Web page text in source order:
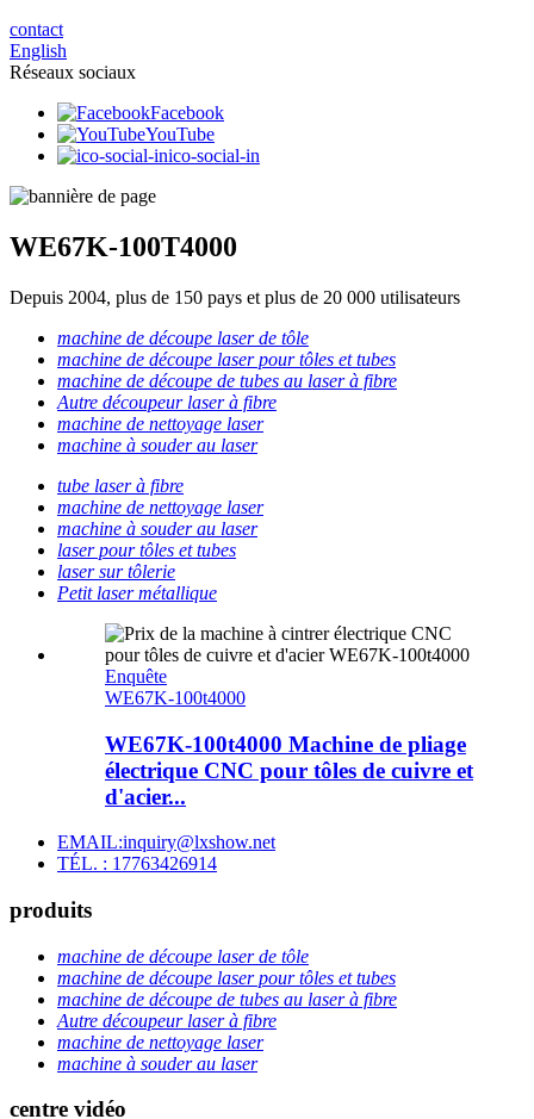
contact
English
Réseaux sociaux
Facebook
YouTube
ico-social-in
WE67K-100T4000
Depuis 2004, plus de 150 pays et plus de 20 000 utilisateurs
machine de découpe laser de tôle
machine de découpe laser pour tôles et tubes
machine de découpe de tubes au laser à fibre
Autre découpeur laser à fibre
machine de nettoyage laser
machine à souder au laser
tube laser à fibre
machine de nettoyage laser
machine à souder au laser
laser pour tôles et tubes
laser sur tôlerie
Petit laser métallique
Enquête
WE67K-100t4000
WE67K-100t4000 Machine de pliage
électrique CNC pour tôles de cuivre et
d'acier...
EMAIL:inquiry@lxshow.net
TÉL. : 17763426914
produits
machine de découpe laser de tôle
machine de découpe laser pour tôles et tubes
machine de découpe de tubes au laser à fibre
Autre découpeur laser à fibre
machine de nettoyage laser
machine à souder au laser
centre vidéo